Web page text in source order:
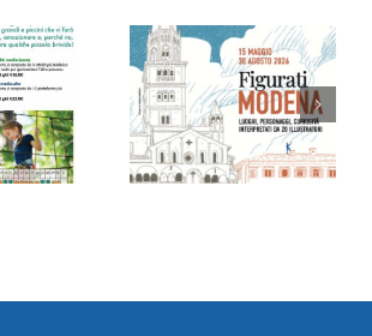
gli
“Figurati
Modena”: al
Museo della
Figurina una
mostra (e un
album!) per